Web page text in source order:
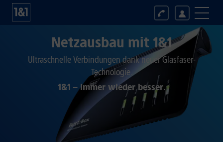
Netzausbau mit 1&1
Ultraschnelle Verbindungen dank neuer Glasfaser-
Technologie.
1&1 – Immer wieder besser.